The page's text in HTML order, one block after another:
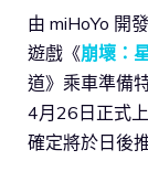
由 miHoYo 開
遊戲《崩壞：
道》乘車準備
4月26日正式
確定將於日後